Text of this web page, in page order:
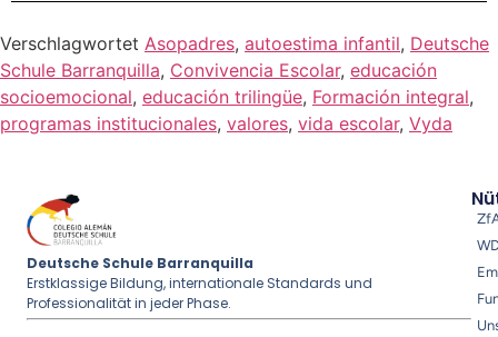
Verschlagwortet Asopadres, autoestima infantil, Deutsche
Schule Barranquilla, Convivencia Escolar, educación
socioemocional, educación trilingüe, Formación integral,
programas institucionales, valores, vida escolar, Vyda
Deutsche Schule Barranquilla
Erstklassige Bildung, internationale Standards und
Professionalität in jeder Phase.